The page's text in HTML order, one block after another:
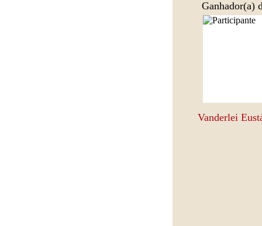
Ganhador(a)
Vanderlei